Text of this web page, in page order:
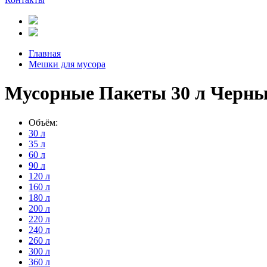
Главная
Мешки для мусора
Мусорные Пакеты 30 л
Объём:
30 л
35 л
60 л
90 л
120 л
160 л
180 л
200 л
220 л
240 л
260 л
300 л
360 л